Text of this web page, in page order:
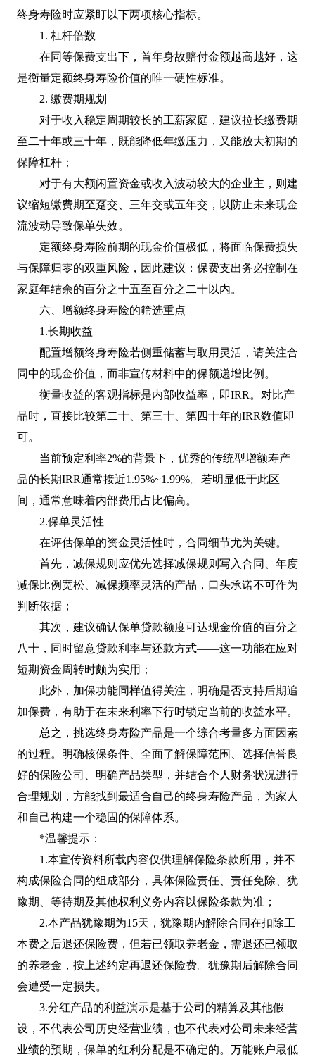
终身寿险时应紧盯以下两项核心指标。
1. 杠杆倍数
在同等保费支出下，首年身故赔付金额越高越好，这
是衡量定额终身寿险价值的唯一硬性标准。
2. 缴费期规划
对于收入稳定周期较长的工薪家庭，建议拉长缴费期
至二十年或三十年，既能降低年缴压力，又能放大初期的
保障杠杆；
对于有大额闲置资金或收入波动较大的企业主，则建
议缩短缴费期至趸交、三年交或五年交，以防止未来现金
流波动导致保单失效。
定额终身寿险前期的现金价值极低，将面临保费损失
与保障归零的双重风险，因此建议：保费支出务必控制在
家庭年结余的百分之十五至百分之二十以内。
六、增额终身寿险的筛选重点
1.长期收益
配置增额终身寿险若侧重储蓄与取用灵活，请关注合
同中的现金价值，而非宣传材料中的保额递增比例。
衡量收益的客观指标是内部收益率，即IRR。对比产
品时，直接比较第二十、第三十、第四十年的IRR数值即
可。
当前预定利率2%的背景下，优秀的传统型增额寿产
品的长期IRR通常接近1.95%~1.99%。若明显低于此区
间，通常意味着内部费用占比偏高。
2.保单灵活性
在评估保单的资金灵活性时，合同细节尤为关键。
首先，减保规则应优先选择减保规则写入合同、年度
减保比例宽松、减保频率灵活的产品，口头承诺不可作为
判断依据；
其次，建议确认保单贷款额度可达现金价值的百分之
八十，同时留意贷款利率与还款方式——这一功能在应对
短期资金周转时颇为实用；
此外，加保功能同样值得关注，明确是否支持后期追
加保费，有助于在未来利率下行时锁定当前的收益水平。
总之，挑选终身寿险产品是一个综合考量多方面因素
的过程。明确核保条件、全面了解保障范围、选择信誉良
好的保险公司、明确产品类型，并结合个人财务状况进行
合理规划，方能找到最适合自己的终身寿险产品，为家人
和自己构建一个稳固的保障体系。
*温馨提示：
1.本宣传资料所载内容仅供理解保险条款所用，并不
构成保险合同的组成部分，具体保险责任、责任免除、犹
豫期、等待期及其他权利义务内容以保险条款为准；
2.本产品犹豫期为15天，犹豫期内解除合同在扣除工
本费之后退还保险费，但若已领取养老金，需退还已领取
的养老金，按上述约定再退还保险费。犹豫期后解除合同
会遭受一定损失。
3.分红产品的利益演示是基于公司的精算及其他假
设，不代表公司历史经营业绩，也不代表对公司未来经营
业绩的预期，保单的红利分配是不确定的。万能账户最低